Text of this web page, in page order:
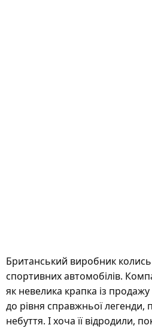
Британський виробник
спортивних автомобілів.
як невелика крапка із
до рівня справжньої легенди,
небуття. І хоча її відродили,